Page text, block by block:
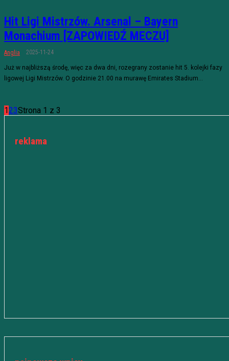
Hit Ligi Mistrzów. Arsenal – Bayern
Monachium [ZAPOWIEDŹ MECZU]
Anglia 2025-11-24
Już w najbliższą środę, więc za dwa dni, rozegrany zostanie hit 5. kolejki fazy
ligowej Ligi Mistrzów. O godzinie 21.00 na murawę Emirates Stadium...
123Strona 1 z 3
reklama